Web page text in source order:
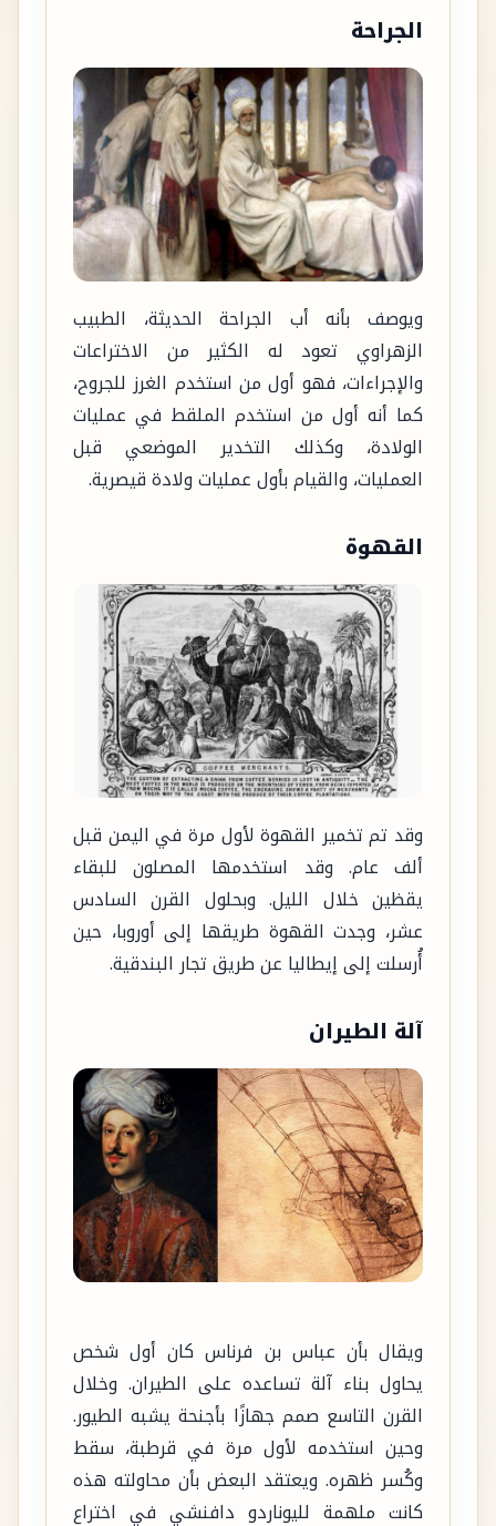
الجراحة
ويوصف بأنه أب الجراحة الحديثة، الطبيب
الزهراوي تعود له الكثير من الاختراعات
والإجراءات، فهو أول من استخدم الغرز للجروح،
كما أنه أول من استخدم الملقط في عمليات
الولادة، وكذلك التخدير الموضعي قبل
العمليات، والقيام بأول عمليات ولادة قيصرية.
القهوة
وقد تم تخمير القهوة لأول مرة في اليمن قبل
ألف عام. وقد استخدمها المصلون للبقاء
يقظين خلال الليل. وبحلول القرن السادس
عشر، وجدت القهوة طريقها إلى أوروبا، حين
أُرسلت إلى إيطاليا عن طريق تجار البندقية.
آلة الطيران
ويقال بأن عباس بن فرناس كان أول شخص
يحاول بناء آلة تساعده على الطيران. وخلال
القرن التاسع صمم جهازًا بأجنحة يشبه الطيور.
وحين استخدمه لأول مرة في قرطبة، سقط
وكُسر ظهره. ويعتقد البعض بأن محاولته هذه
كانت ملهمة لليوناردو دافنشي في اختراع